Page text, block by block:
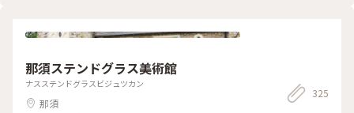
っぷ日光
カフェ #カフェ巡り #スイーツ #秋日和 #私のことりっぷ #吊橋
な毎日
那須ステンドグラス美術館
ナスステンドグラスビジュツカン
那須
325